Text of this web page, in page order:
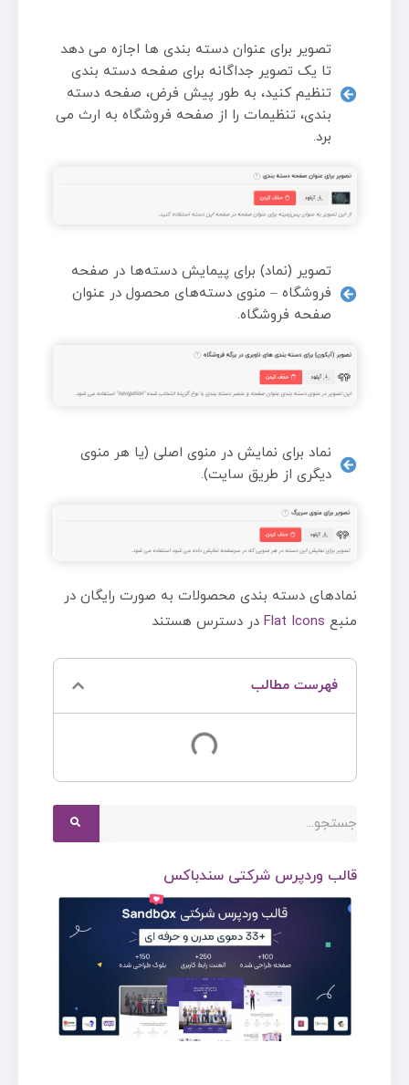
فهرست مطالب
قالب وردپرس شرکتی سندباکس
تصویر برای عنوان دسته بندی ها اجازه می دهد
تا یک تصویر جداگانه برای صفحه دسته بندی
تنظیم کنید، به طور پیش فرض، صفحه دسته
بندی، تنظیمات را از صفحه فروشگاه به ارث می
برد.
تصویر (نماد) برای پیمایش دسته‌ها در صفحه
فروشگاه – منوی دسته‌های محصول در عنوان
صفحه فروشگاه.
نماد برای نمایش در منوی اصلی (یا هر منوی
دیگری از طریق سایت).
نمادهای دسته بندی محصولات به صورت رایگان در
منبع Flat Icons در دسترس هستند